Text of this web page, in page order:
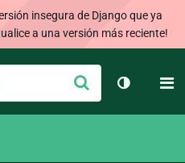
insegura de Django que ya
a una versión más reciente!
Enviar
Cambiar